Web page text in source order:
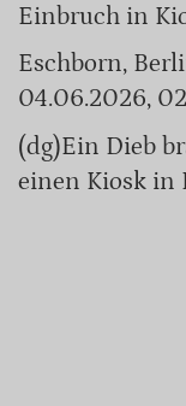
Einbruch in
Eschborn,
04.06.2026,
(dg)Ein Dieb
einen Kiosk in